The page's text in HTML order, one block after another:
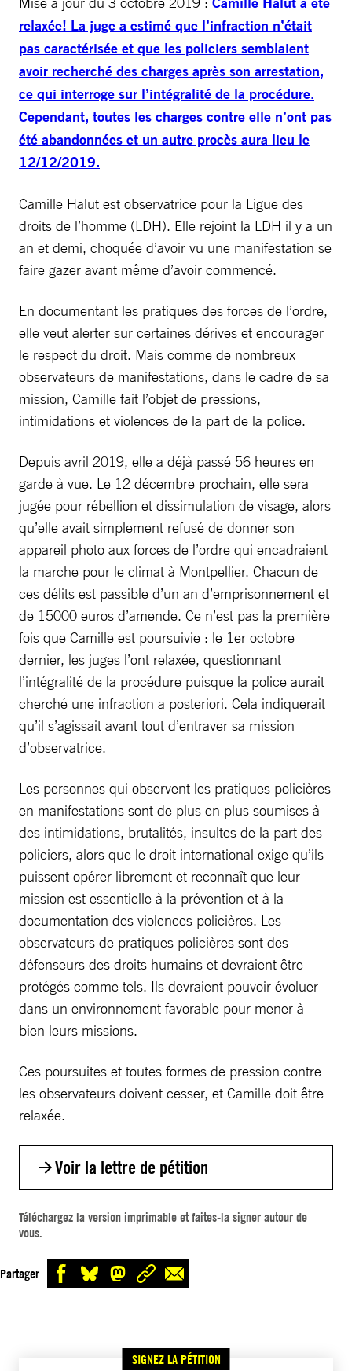
relaxée! La juge a estimé que l’infraction n’était
pas caractérisée et que les policiers semblaient
avoir recherché des charges après son arrestation,
ce qui interroge sur l’intégralité de la procédure.
Cependant, toutes les charges contre elle n’ont pas
été abandonnées et un autre procès aura lieu le
12/12/2019.
Camille Halut est observatrice pour la Ligue des
droits de l’homme (LDH). Elle rejoint la LDH il y a un
an et demi, choquée d’avoir vu une manifestation se
faire gazer avant même d’avoir commencé.
En documentant les pratiques des forces de l’ordre,
elle veut alerter sur certaines dérives et encourager
le respect du droit. Mais comme de nombreux
observateurs de manifestations, dans le cadre de sa
mission, Camille fait l’objet de pressions,
intimidations et violences de la part de la police.
Depuis avril 2019, elle a déjà passé 56 heures en
garde à vue. Le 12 décembre prochain, elle sera
jugée pour rébellion et dissimulation de visage, alors
qu’elle avait simplement refusé de donner son
appareil photo aux forces de l’ordre qui encadraient
la marche pour le climat à Montpellier. Chacun de
ces délits est passible d’un an d’emprisonnement et
de 15000 euros d’amende. Ce n’est pas la première
fois que Camille est poursuivie : le 1er octobre
dernier, les juges l’ont relaxée, questionnant
l’intégralité de la procédure puisque la police aurait
cherché une infraction a posteriori. Cela indiquerait
qu’il s’agissait avant tout d’entraver sa mission
d’observatrice.
Les personnes qui observent les pratiques policières
en manifestations sont de plus en plus soumises à
des intimidations, brutalités, insultes de la part des
policiers, alors que le droit international exige qu’ils
puissent opérer librement et reconnaît que leur
mission est essentielle à la prévention et à la
documentation des violences policières. Les
observateurs de pratiques policières sont des
défenseurs des droits humains et devraient être
protégés comme tels. Ils devraient pouvoir évoluer
dans un environnement favorable pour mener à
bien leurs missions.
Ces poursuites et toutes formes de pression contre
les observateurs doivent cesser, et Camille doit être
relaxée.
Voir la lettre de pétition
observatrices des pratiques policières présents
dans les manifestations sont régulièrement
forces de l’ordre. Une partie de ces violences
Téléchargez la version imprimable et faites-la signer autour de
vous.
Partager
SIGNEZ LA PÉTITION